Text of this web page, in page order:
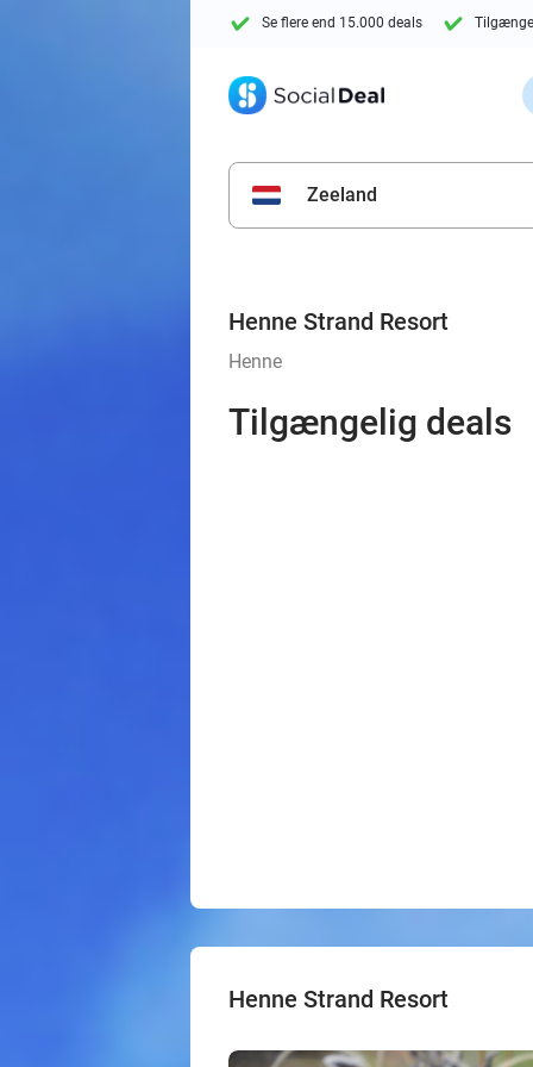
Se flere end 15.000 deals
Zeeland
Henne Strand Resort
Henne
Tilgængelig deals
Henne Strand Resort